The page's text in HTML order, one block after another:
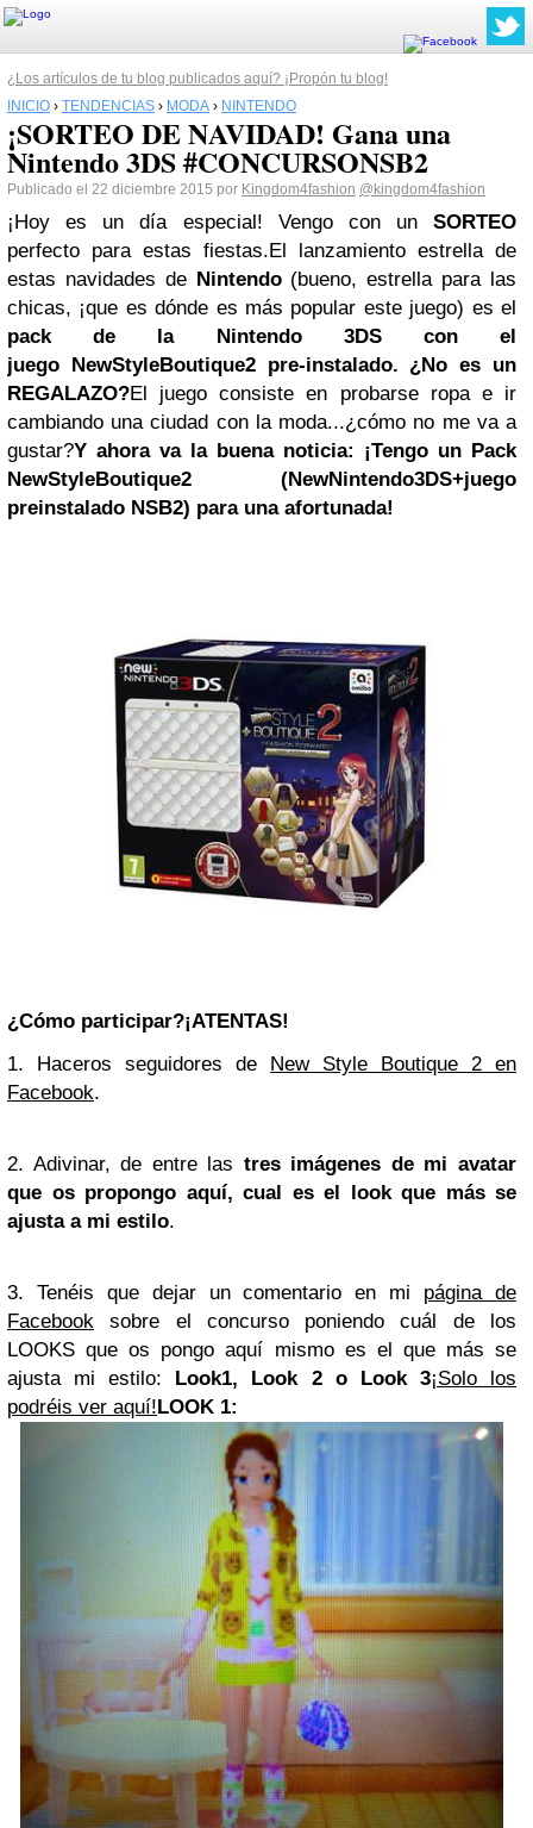
¿Los artículos de tu blog publicados aquí? ¡Propón tu blog!
INICIO › TENDENCIAS › MODA › NINTENDO
¡SORTEO DE NAVIDAD! Gana una
Nintendo 3DS #CONCURSONSB2
Publicado el 22 diciembre 2015 por Kingdom4fashion @kingdom4fashion
¡Hoy es un día especial! Vengo con un SORTEO
perfecto para estas fiestas.El lanzamiento estrella de
estas navidades de Nintendo (bueno, estrella para las
chicas, ¡que es dónde es más popular este juego) es el
pack de la Nintendo 3DS con el
juego NewStyleBoutique2 pre-instalado. ¿No es un
REGALAZO?El juego consiste en probarse ropa e ir
cambiando una ciudad con la moda...¿cómo no me va a
gustar?Y ahora va la buena noticia: ¡Tengo un Pack
NewStyleBoutique2 (NewNintendo3DS+juego
preinstalado NSB2) para una afortunada!
¿Cómo participar?¡ATENTAS!
1. Haceros seguidores de New Style Boutique 2 en
Facebook.
2. Adivinar, de entre las tres imágenes de mi avatar
que os propongo aquí, cual es el look que más se
ajusta a mi estilo.
3. Tenéis que dejar un comentario en mi página de
Facebook sobre el concurso poniendo cuál de los
LOOKS que os pongo aquí mismo es el que más se
ajusta mi estilo: Look1, Look 2 o Look 3¡Solo los
podréis ver aquí!LOOK 1: